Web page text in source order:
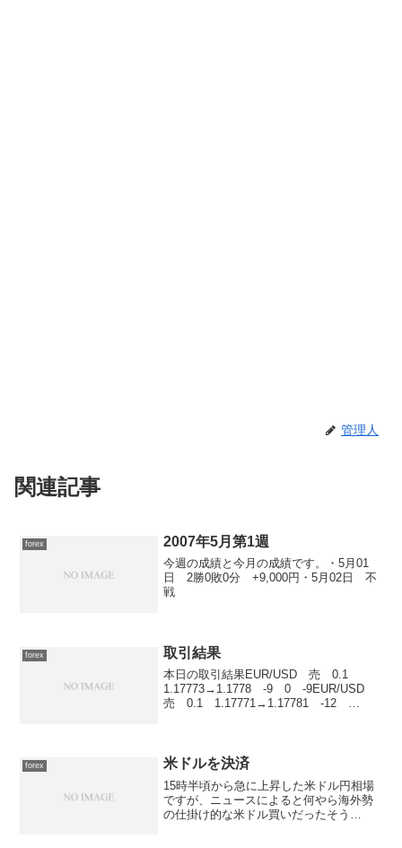
管理人
関連記事
forex 2007年5月第1週
今週の成績と今月の成績です。・5月01
日 2勝0敗0分 +9,000円・5月02日 不
戦
forex 取引結果
本日の取引結果EUR/USD 売 0.1
1.17773→1.1778 -9 0 -9EUR/USD
売 0.1 1.17771→1.17781 -12
forex 米ドルを決済
15時半頃から急に上昇した米ドル円相場
ですが、ニュースによると何やら海外勢
の仕掛け的な米ドル買いだったそう